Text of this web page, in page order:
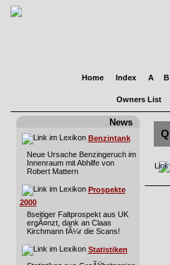
Home Index A B
Owners List
News
Benzintank
Neue Ursache Benzingeruch im
Innenraum mit Abhilfe von
Robert Mattern
Prospekte
2000
8seitiger Faltprospekt aus UK
ergÃ¤nzt, dank an Claas
Kirchmann fÃ¼r die Scans!
Statistiken
Q